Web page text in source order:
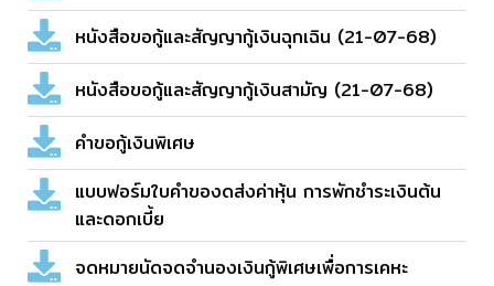
หนังสือขอกู้และสัญญากู้เงินฉุกเฉิน (21-07-68)
หนังสือขอกู้และสัญญากู้เงินสามัญ (21-07-68)
คำขอกู้เงินพิเศษ
แบบฟอร์มใบคำของดส่งค่าหุ้น การพักชำระเงินต้น
และดอกเบี้ย
จดหมายนัดจดจำนองเงินกู้พิเศษเพื่อการเคหะ